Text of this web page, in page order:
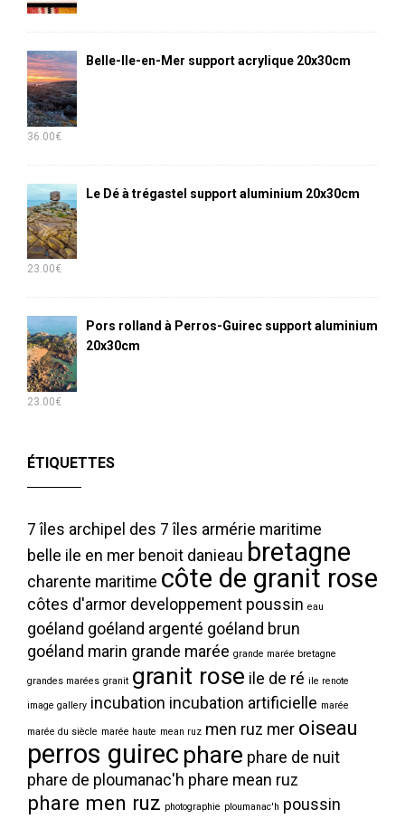
Belle-Ile-en-Mer support acrylique 20x30cm
36.00€
Le Dé à trégastel support aluminium 20x30cm
23.00€
Pors rolland à Perros-Guirec support aluminium
20x30cm
23.00€
ÉTIQUETTES
7 îles archipel des 7 îles armérie maritime
belle ile en mer benoit danieau bretagne
charente maritime côte de granit rose
côtes d'armor developpement poussin eau
goéland goéland argenté goéland brun
goéland marin grande marée grande marée bretagne
grandes marées granit granit rose ile de ré ile renote
image gallery incubation incubation artificielle marée
marée du siècle marée haute mean ruz men ruz mer oiseau
perros guirec phare phare de nuit
phare de ploumanac'h phare mean ruz
phare men ruz photographie ploumanac'h poussin